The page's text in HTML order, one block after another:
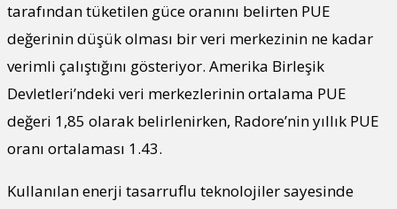
tarafından tüketilen güce oranını belirten PUE
değerinin düşük olması bir veri merkezinin ne kadar
verimli çalıştığını gösteriyor. Amerika Birleşik
Devletleri’ndeki veri merkezlerinin ortalama PUE
değeri 1,85 olarak belirlenirken, Radore’nin yıllık PUE
oranı ortalaması 1.43.
Kullanılan enerji tasarruflu teknolojiler sayesinde